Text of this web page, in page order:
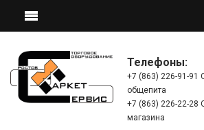
Телефоны:
+7 (863) 226-91-91
общепита
+7 (863) 226-22-28
магазина